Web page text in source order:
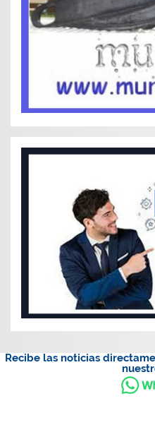
Recibe las noticias